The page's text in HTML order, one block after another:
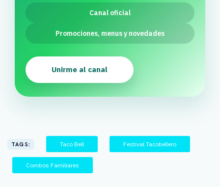
Canal oficial
Promociones, menus y novedades
Unirme al canal
TAGS: Taco Bell Festival Tacobellero
Combos Familiares